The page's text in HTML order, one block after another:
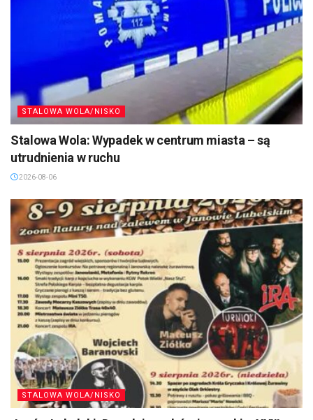
STALOWA WOLA/NISKO
Stalowa Wola: Wypadek w centrum miasta – są
utrudnienia w ruchu
2026-08-06
STALOWA WOLA/NISKO